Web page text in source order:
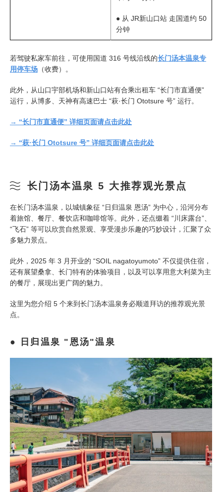
● 从 JR新山口站 走国道约 50
分钟
若驾驶私家车前往，可使用国道 316 号线沿线的长门汤本温泉专
用停车场 （收费）。
此外，从山口宇部机场和新山口站有合乘出租车 “长门市直通便”
运行，从博多、天神有高速巴士 “萩·长门 Ototsure 号” 运行。
→ “长门市直通便” 详细页面请点击此处
→ “萩·长门 Ototsure 号” 详细页面请点击此处
长门汤本温泉 5 大推荐观光景点
在长门汤本温泉，以城镇象征 “日归温泉 恩汤” 为中心，沿河分布
着旅馆、餐厅、餐饮店和咖啡馆等。此外，还点缀着 “川床露台”、
“飞石” 等可以欣赏自然景观、享受漫步乐趣的巧妙设计，汇聚了众
多魅力景点。
此外，2025 年 3 月开业的 “SOIL nagatoyumoto” 不仅提供住宿，
还有展望桑拿、长门特有的体验项目，以及可以享用意大利菜为主
的餐厅，展现出更广阔的魅力。
这里为您介绍 5 个来到长门汤本温泉务必顺道拜访的推荐观光景
点。
日归温泉 "恩汤"温泉